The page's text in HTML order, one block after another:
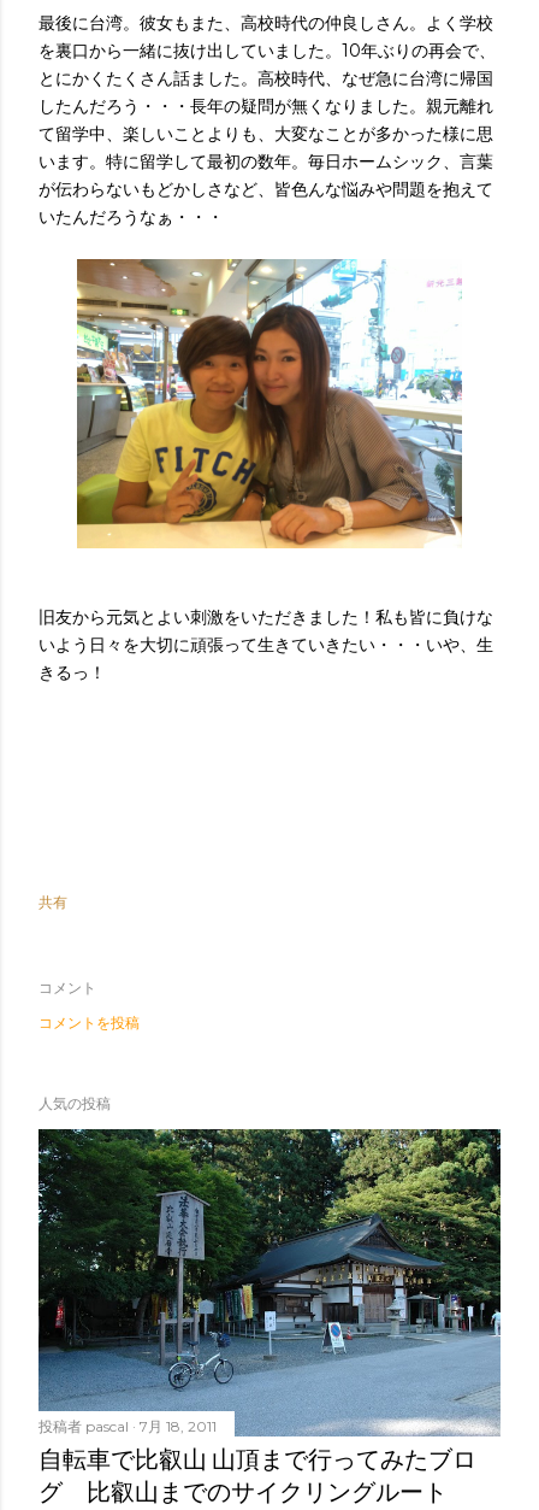
最後に台湾。彼女もまた、高校時代の仲良しさん。よく学校
を裏口から一緒に抜け出していました。10年ぶりの再会で、
とにかくたくさん話ました。高校時代、なぜ急に台湾に帰国
したんだろう・・・長年の疑問が無くなりました。親元離れ
て留学中、楽しいことよりも、大変なことが多かった様に思
います。特に留学して最初の数年。毎日ホームシック、言葉
が伝わらないもどかしさなど、皆色んな悩みや問題を抱えて
いたんだろうなぁ・・・
旧友から元気とよい刺激をいただきました！私も皆に負けな
いよう日々を大切に頑張って生きていきたい・・・いや、生
きるっ！
共有
コメント
コメントを投稿
人気の投稿
投稿者 pascal 7月 18, 2011
自転車で比叡山 山頂まで行ってみたブロ
グ 比叡山までのサイクリングルート